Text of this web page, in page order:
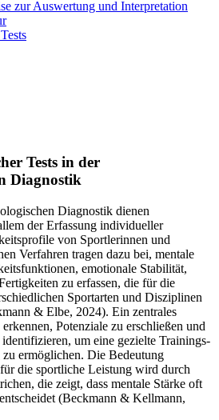
zur Auswertung und Interpretation
Tests in der
Diagnostik
Diagnostik dienen
der Erfassung individueller
von Sportlerinnen und
Verfahren tragen dazu bei, mentale
emotionale Stabilität,
zu erfassen, die für die
Sportarten und Disziplinen
& Elbe, 2024). Ein zentrales
Potenziale zu erschließen und
um eine gezielte Trainings-
ermöglichen. Die Bedeutung
die sportliche Leistung wird durch
die zeigt, dass mentale Stärke oft
(Beckmann & Kellmann,